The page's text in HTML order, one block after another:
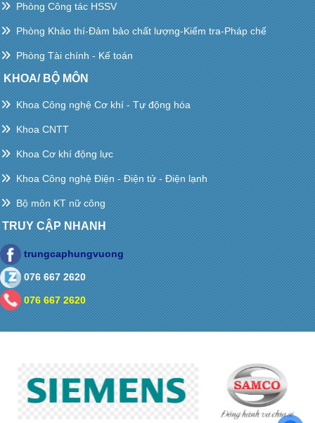
Phòng Công tác HSSV
Phòng Khảo thí-Đảm bảo chất lượng-Kiểm tra-Pháp chế
Phòng Tài chính - Kế toán
KHOA/ BỘ MÔN
Khoa Công nghệ Cơ khí - Tự động hóa
Khoa CNTT
Khoa Cơ khí động lực
Khoa Công nghệ Điện - Điện tử - Điện lạnh
Bộ môn KT nữ công
TRUY CẬP NHANH
trungcaphungvuong
076 667 2620
076 667 2620